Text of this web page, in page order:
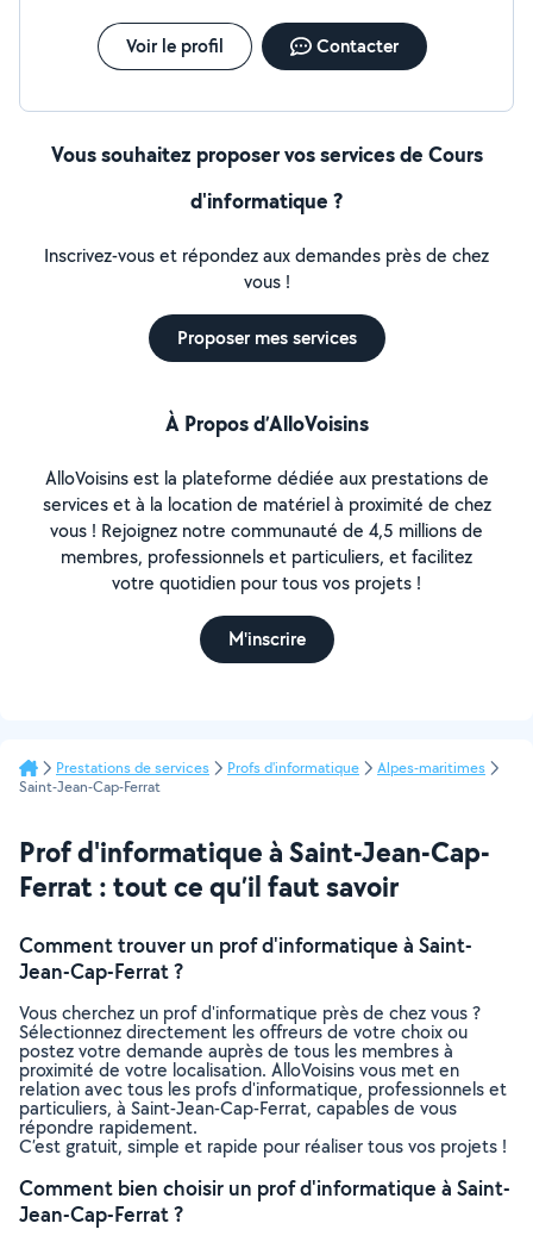
Voir le profil Contacter
Vous souhaitez proposer vos services de Cours
d'informatique ?
Inscrivez-vous et répondez aux demandes près de chez
vous !
Proposer mes services
À Propos d’AlloVoisins
AlloVoisins est la plateforme dédiée aux prestations de
services et à la location de matériel à proximité de chez
vous ! Rejoignez notre communauté de 4,5 millions de
membres, professionnels et particuliers, et facilitez
votre quotidien pour tous vos projets !
M'inscrire
Prestations de services Profs d'informatique
Alpes-maritimes
Saint-Jean-Cap-Ferrat
Prof d'informatique à Saint-Jean-Cap-
Ferrat : tout ce qu’il faut savoir
Comment trouver un prof d'informatique à Saint-
Jean-Cap-Ferrat ?
Vous cherchez un prof d'informatique près de chez vous ?
Sélectionnez directement les offreurs de votre choix ou
postez votre demande auprès de tous les membres à
proximité de votre localisation. AlloVoisins vous met en
relation avec tous les profs d'informatique, professionnels et
particuliers, à Saint-Jean-Cap-Ferrat, capables de vous
répondre rapidement.
C’est gratuit, simple et rapide pour réaliser tous vos projets !
Comment bien choisir un prof d'informatique à Saint-
Jean-Cap-Ferrat ?